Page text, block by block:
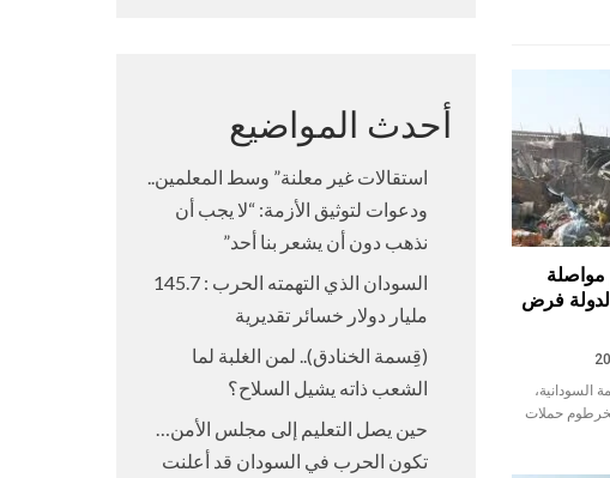
فرض
حملات
أحدث المواضيع
استقالات غير معلنة” وسط المعلمين..
ودعوات لتوثيق الأزمة: “لا يجب أن
نذهب دون أن يشعر بنا أحد”
السودان الذي التهمته الحرب : 145.7
مليار دولار خسائر تقديرية
(قِسمة الخنادق).. لمن الغلبة لما
الشعب ذاته يشيل السلاح؟
حين يصل التعليم إلى مجلس الأمن…
تكون الحرب في السودان قد أعلنت